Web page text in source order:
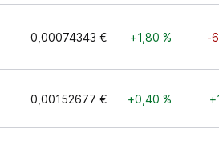
0,00074343 € +1,80 % -
0,00152677 € +0,40 %